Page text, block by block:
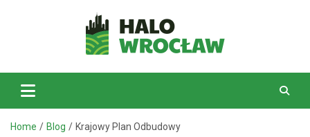
HaloWrocław.pl
Home Blog Krajowy Plan Odbudowy